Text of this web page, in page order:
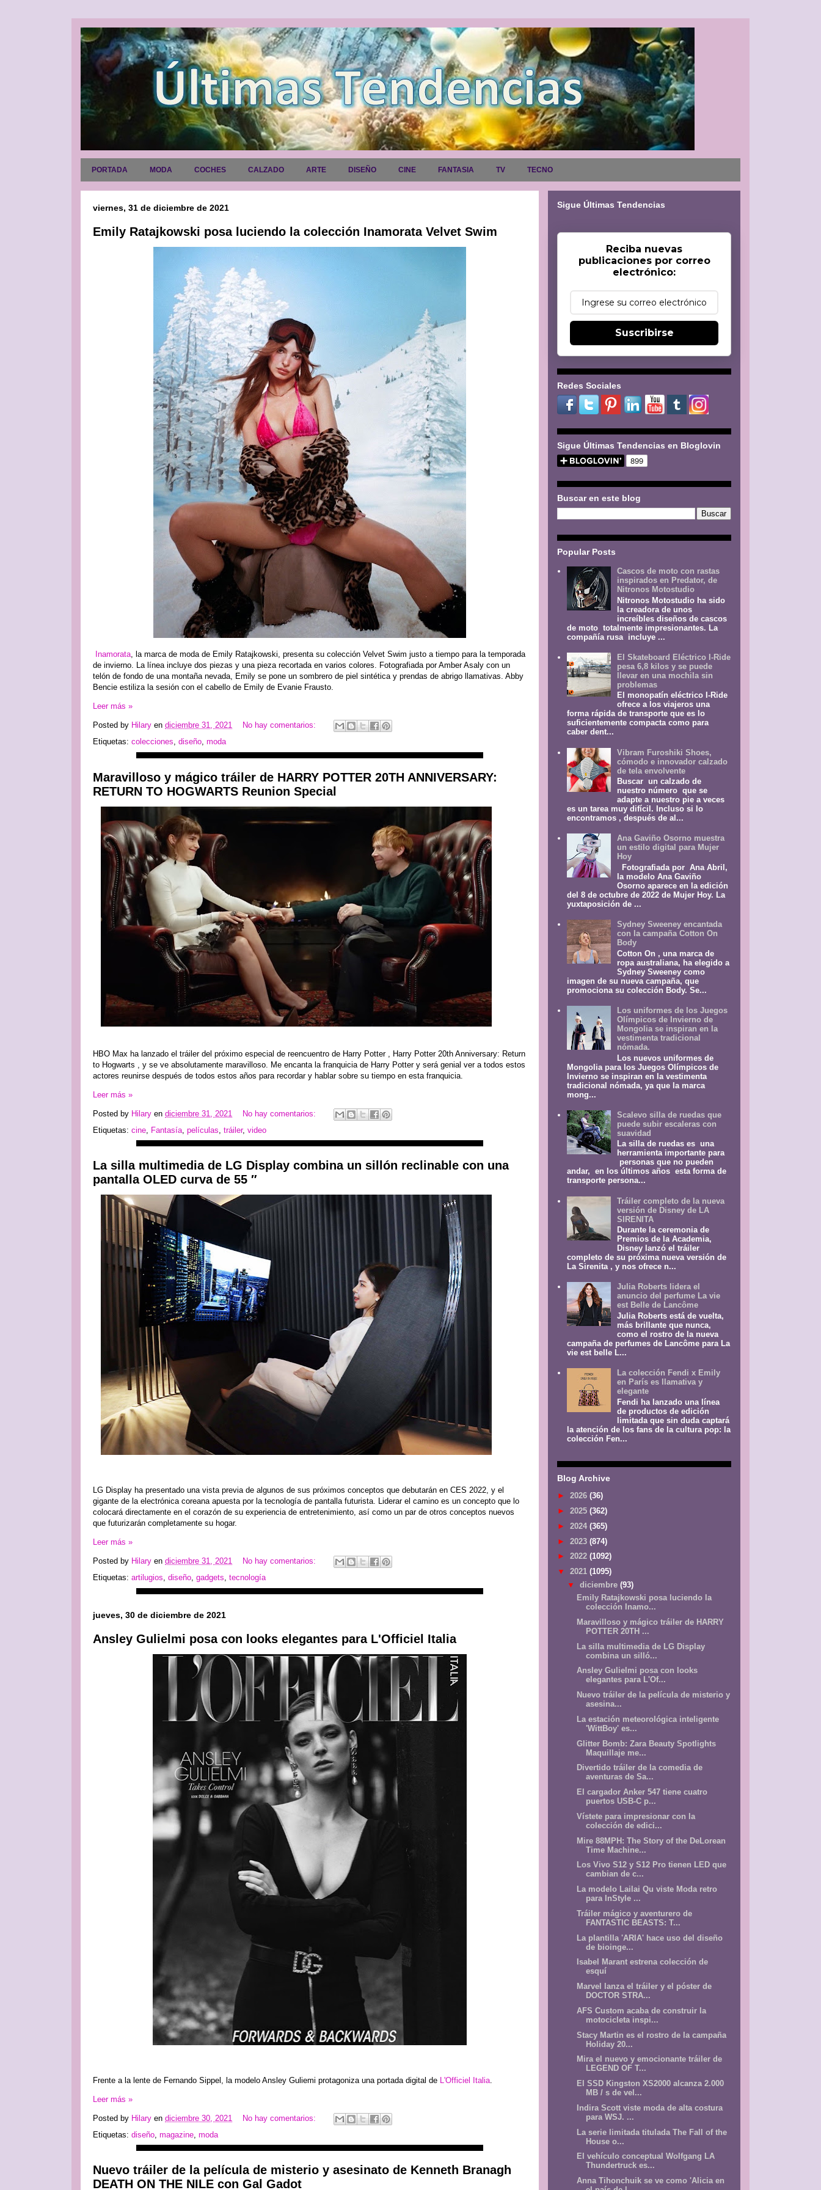
PORTADA MODA COCHES CALZADO ARTE DISEÑO CINE FANTASIA TV TECNO
viernes, 31 de diciembre de 2021
Emily Ratajkowski posa luciendo la colección Inamorata Velvet Swim
Inamorata, la marca de moda de Emily Ratajkowski, presenta su colección Velvet Swim justo a tiempo para la temporada
de invierno. La línea incluye dos piezas y una pieza recortada en varios colores. Fotografiada por Amber Asaly con un
telón de fondo de una montaña nevada, Emily se pone un sombrero de piel sintética y prendas de abrigo llamativas. Abby
Bencie estiliza la sesión con el cabello de Emily de Evanie Frausto.
Leer más »
Posted by Hilary en diciembre 31, 2021
No hay comentarios:
Etiquetas: colecciones, diseño, moda
Maravilloso y mágico tráiler de HARRY POTTER 20TH ANNIVERSARY:
RETURN TO HOGWARTS Reunion Special
HBO Max ha lanzado el tráiler del próximo especial de reencuentro de Harry Potter , Harry Potter 20th Anniversary: ​​Return
to Hogwarts , y se ve absolutamente maravilloso. Me encanta la franquicia de Harry Potter y será genial ver a todos estos
actores reunirse después de todos estos años para recordar y hablar sobre su tiempo en esta franquicia.
Leer más »
Posted by Hilary en diciembre 31, 2021
No hay comentarios:
Etiquetas: cine Fantasía películas tráiler, video
La silla multimedia de LG Display combina un sillón reclinable con una
pantalla OLED curva de 55 ″
LG Display ha presentado una vista previa de algunos de sus próximos conceptos que debutarán en CES 2022, y el
gigante de la electrónica coreana apuesta por la tecnología de pantalla futurista. Liderar el camino es un concepto que lo
colocará directamente en el corazón de su experiencia de entretenimiento, así como un par de otros conceptos nuevos
que futurizarán completamente su hogar.
Leer más »
Posted by Hilary en diciembre 31, 2021
No hay comentarios:
Etiquetas: artilugios, diseño, gadgets, tecnología
jueves, 30 de diciembre de 2021
Ansley Gulielmi posa con looks elegantes para L'Officiel Italia
Frente a la lente de Fernando Sippel, la modelo Ansley Guliemi protagoniza una portada digital de L'Officiel Italia
Leer más »
Posted by Hilary en diciembre 30, 2021
No hay comentarios:
Etiquetas: diseño magazine moda
Nuevo tráiler de la película de misterio y asesinato de Kenneth Branagh
DEATH ON THE NILE con Gal Gadot
Sigue Últimas Tendencias
Reciba nuevas
publicaciones por correo
electrónico:
Suscribirse
Redes Sociales
Sigue Últimas Tendencias en Bloglovin
Buscar en este blog
Popular Posts
Cascos de moto con rastas
inspirados en Predator, de
Nitronos Motostudio
Nitronos Motostudio ha sido
la creadora de unos
increíbles diseños de cascos
de moto totalmente impresionantes. La
compañía rusa incluye ...
El Skateboard Eléctrico I-Ride
pesa 6,8 kilos y se puede
llevar en una mochila sin
problemas
El monopatín eléctrico I-Ride
ofrece a los viajeros una
forma rápida de transporte que es lo
suficientemente compacta como para
caber dent...
Vibram Furoshiki Shoes,
cómodo e innovador calzado
de tela envolvente
Buscar un calzado de
nuestro número que se
adapte a nuestro pie a veces
es un tarea muy difícil. Incluso si lo
encontramos , después de al...
Ana Gaviño Osorno muestra
un estilo digital para Mujer
Hoy
Fotografiada por Ana Abril,
la modelo Ana Gaviño
Osorno aparece en la edición
del 8 de octubre de 2022 de Mujer Hoy. La
yuxtaposición de ...
Sydney Sweeney encantada
con la campaña Cotton On
Body
Cotton On , una marca de
ropa australiana, ha elegido a
Sydney Sweeney como
imagen de su nueva campaña, que
promociona su colección Body. Se...
Los uniformes de los Juegos
Olímpicos de Invierno de
Mongolia se inspiran en la
vestimenta tradicional
nómada.
Los nuevos uniformes de
Mongolia para los Juegos Olímpicos de
Invierno se inspiran en la vestimenta
tradicional nómada, ya que la marca
mong...
Scalevo silla de ruedas que
puede subir escaleras con
suavidad
La silla de ruedas es una
herramienta importante para
personas que no pueden
andar, en los últimos años esta forma de
transporte persona...
Tráiler completo de la nueva
versión de Disney de LA
SIRENITA
Durante la ceremonia de
Premios de la Academia,
Disney lanzó el tráiler
completo de su próxima nueva versión de
La Sirenita , y nos ofrece n...
Julia Roberts lidera el
anuncio del perfume La vie
est Belle de Lancôme
Julia Roberts está de vuelta,
más brillante que nunca,
como el rostro de la nueva
campaña de perfumes de Lancôme para La
vie est belle L...
La colección Fendi x Emily
en París es llamativa y
elegante
Fendi ha lanzado una línea
de productos de edición
limitada que sin duda captará
la atención de los fans de la cultura pop: la
colección Fen...
Blog Archive
► 2026 (36)
► 2025 (362)
► 2024 (365)
► 2023 (874)
► 2022 (1092)
▼ 2021 (1095)
▼ diciembre (93)
Emily Ratajkowski posa luciendo la
colección Inamo...
Maravilloso y mágico tráiler de HARRY
POTTER 20TH ...
La silla multimedia de LG Display
combina un silló...
Ansley Gulielmi posa con looks
elegantes para L'Of...
Nuevo tráiler de la película de misterio y
asesina...
La estación meteorológica inteligente
'WittBoy' es...
Glitter Bomb: Zara Beauty Spotlights
Maquillaje me...
Divertido tráiler de la comedia de
aventuras de Sa...
El cargador Anker 547 tiene cuatro
puertos USB-C p...
Vístete para impresionar con la
colección de edici...
Mire 88MPH: The Story of the DeLorean
Time Machine...
Los Vivo S12 y S12 Pro tienen LED que
cambian de c...
La modelo Lailai Qu viste Moda retro
para InStyle ...
Tráiler mágico y aventurero de
FANTASTIC BEASTS: T...
La plantilla 'ARIA' hace uso del diseño
de bioinge...
Isabel Marant estrena colección de
esquí
Marvel lanza el tráiler y el póster de
DOCTOR STRA...
AFS Custom acaba de construir la
motocicleta inspi...
Stacy Martin es el rostro de la campaña
Holiday 20...
Mira el nuevo y emocionante tráiler de
LEGEND OF T...
El SSD Kingston XS2000 alcanza 2.000
MB / s de vel...
Indira Scott viste moda de alta costura
para WSJ. ...
La serie limitada titulada The Fall of the
House o...
El vehículo conceptual Wolfgang LA
Thundertruck es...
Anna Tihonchuik se ve como 'Alicia en